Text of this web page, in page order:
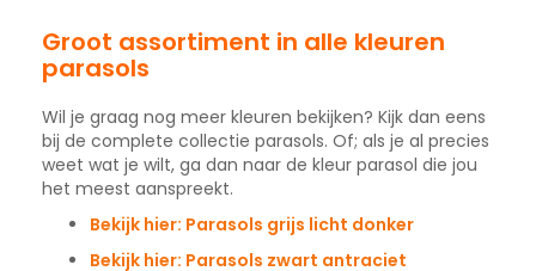
Groot assortiment in alle kleuren
parasols
Wil je graag nog meer kleuren bekijken? Kijk dan eens
bij de complete collectie parasols. Of; als je al precies
weet wat je wilt, ga dan naar de kleur parasol die jou
het meest aanspreekt.
Bekijk hier: Parasols grijs licht donker
Bekijk hier: Parasols zwart antraciet